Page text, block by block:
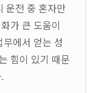
운전 중 혼자만
가 큰 도움이
에서 얻는 성
힘이 있기 때문